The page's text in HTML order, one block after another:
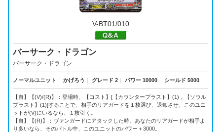
V-BT01/010
バーサーク・ドラゴン
バーサーク・ドラゴン
ノーマルユニット ｜ かげろう ｜ グレード 2 ｜ パワー 10000 ｜ シールド 5000
【自】【(V)/(R)】：登場時、【コスト】[【カウンターブラスト】(1)，【ソウル
ブラスト】(1)]することで、相手のリアガードを１枚選び、退却させ、このユニ
ットが(V)にいるなら、１枚引く。
【自】【(R)】：ヴァンガードにアタックした時、あなたのリアガードが相手よ
り多いなら、そのバトル中、このユニットのパワー＋3000。